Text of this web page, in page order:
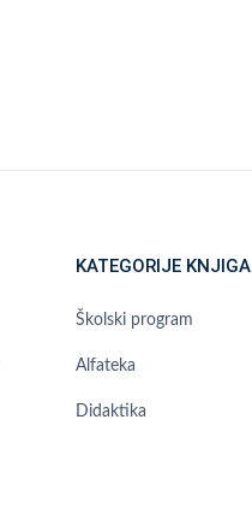
KATEGORIJE KNJIGA
Školski program
Alfateka
Didaktika